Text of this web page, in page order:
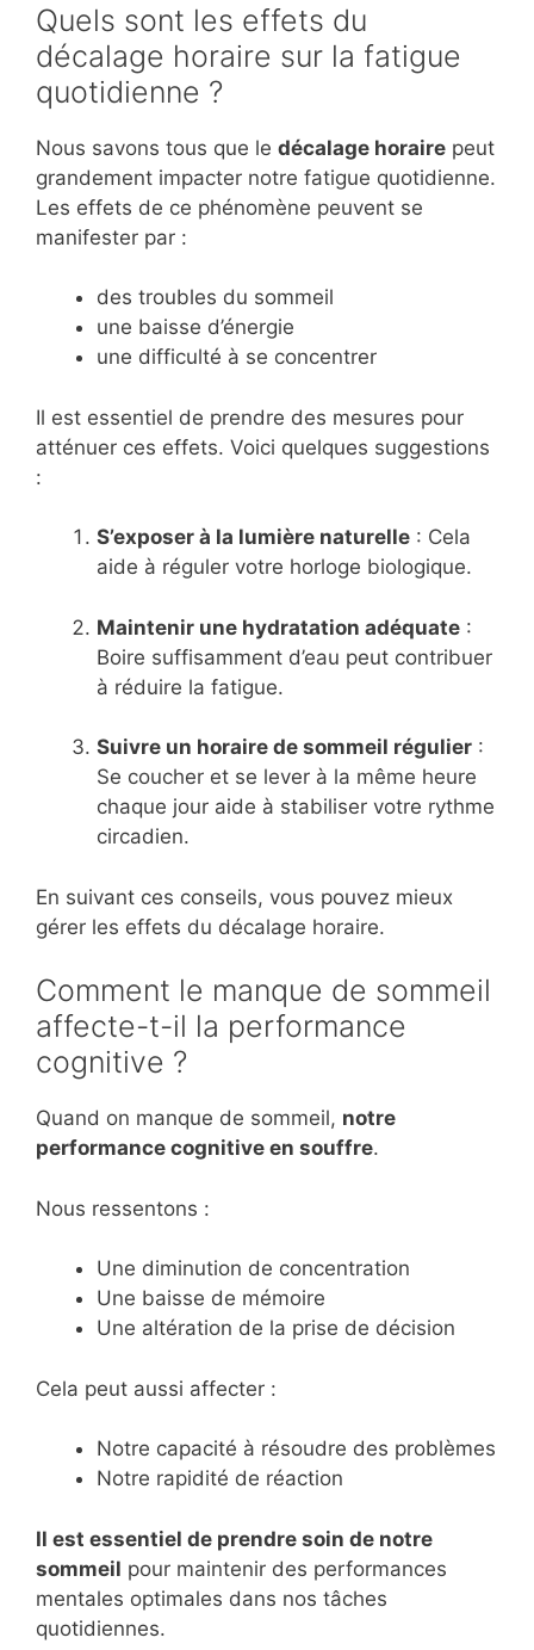
Quels sont les effets du
décalage horaire sur la fatigue
quotidienne ?
Nous savons tous que le décalage horaire peut
grandement impacter notre fatigue quotidienne.
Les effets de ce phénomène peuvent se
manifester par :
des troubles du sommeil
une baisse d’énergie
une difficulté à se concentrer
Il est essentiel de prendre des mesures pour
atténuer ces effets. Voici quelques suggestions
:
S’exposer à la lumière naturelle : Cela
aide à réguler votre horloge biologique.
Maintenir une hydratation adéquate :
Boire suffisamment d’eau peut contribuer
à réduire la fatigue.
Suivre un horaire de sommeil régulier :
Se coucher et se lever à la même heure
chaque jour aide à stabiliser votre rythme
circadien.
En suivant ces conseils, vous pouvez mieux
gérer les effets du décalage horaire.
Comment le manque de sommeil
affecte-t-il la performance
cognitive ?
Quand on manque de sommeil, notre
performance cognitive en souffre.
Nous ressentons :
Une diminution de concentration
Une baisse de mémoire
Une altération de la prise de décision
Cela peut aussi affecter :
Notre capacité à résoudre des problèmes
Notre rapidité de réaction
Il est essentiel de prendre soin de notre
sommeil pour maintenir des performances
mentales optimales dans nos tâches
quotidiennes.